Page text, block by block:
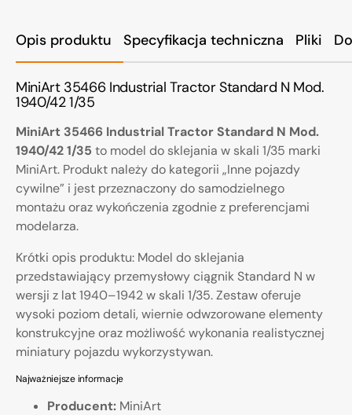
Opis produktu Specyfikacja techniczna Pliki
MiniArt 35466 Industrial Tractor Standard N Mod.
1940/42 1/35
MiniArt 35466 Industrial Tractor Standard N Mod.
1940/42 1/35 to model do sklejania w skali 1/35 marki
MiniArt. Produkt należy do kategorii „Inne pojazdy
cywilne” i jest przeznaczony do samodzielnego
montażu oraz wykończenia zgodnie z preferencjami
modelarza.
Krótki opis produktu: Model do sklejania
przedstawiający przemysłowy ciągnik Standard N w
wersji z lat 1940–1942 w skali 1/35. Zestaw oferuje
wysoki poziom detali, wiernie odwzorowane elementy
konstrukcyjne oraz możliwość wykonania realistycznej
miniatury pojazdu wykorzystywan.
Najważniejsze informacje
Producent: MiniArt